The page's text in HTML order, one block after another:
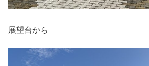
展望台から